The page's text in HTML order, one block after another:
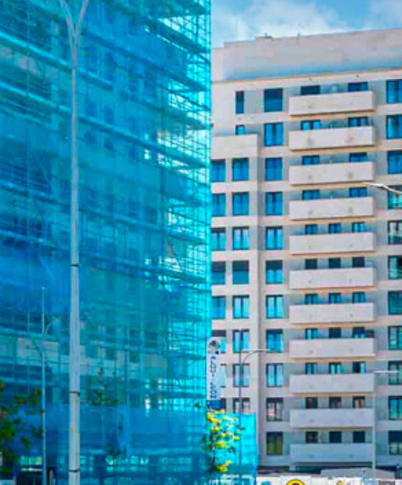
UBICACIÓN
AVENIDA DE LA UNIVERSIDAD, LEÓN
BEAUTIFUL SPACES IN
THE BEST PLACES
CONVENIENT LOCATION – BEST
PRICE – 2 OR 3 BEDROOM
APARTMENT.